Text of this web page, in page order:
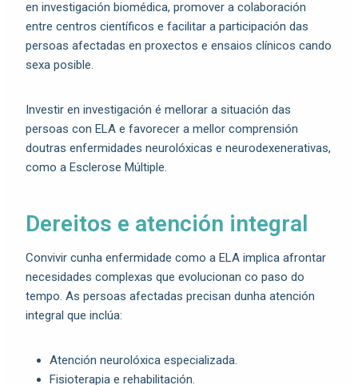
en investigación biomédica, promover a colaboración
entre centros científicos e facilitar a participación das
persoas afectadas en proxectos e ensaios clínicos cando
sexa posible.
Investir en investigación é mellorar a situación das
persoas con ELA e favorecer a mellor comprensión
doutras enfermidades neurolóxicas e neurodexenerativas,
como a Esclerose Múltiple.
Dereitos e atención integral
Convivir cunha enfermidade como a ELA implica afrontar
necesidades complexas que evolucionan co paso do
tempo. As persoas afectadas precisan dunha atención
integral que inclúa:
Atención neurolóxica especializada.
Fisioterapia e rehabilitación.